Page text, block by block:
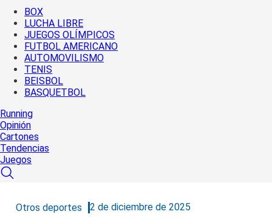
BOX
LUCHA LIBRE
JUEGOS OLÍMPICOS
FUTBOL AMERICANO
AUTOMOVILISMO
TENIS
BEISBOL
BASQUETBOL
Running
Opinión
Cartones
Tendencias
Juegos
Otros deportes 2 de diciembre de 2025